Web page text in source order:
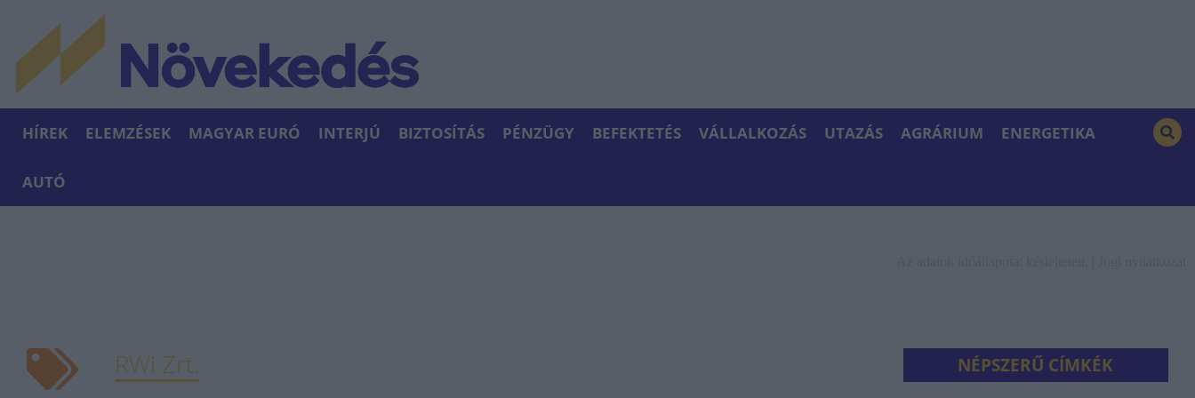
HÍREK ELEMZÉSEK MAGYAR EURÓ INTERJÚ BIZTOSÍTÁS PÉNZÜGY BEFEKTETÉS VÁLLALKOZÁS UTAZÁS AGRÁRIUM ENERGETIKA
AUTÓ
RWi Zrt. NÉPSZERŰ CÍMKÉK